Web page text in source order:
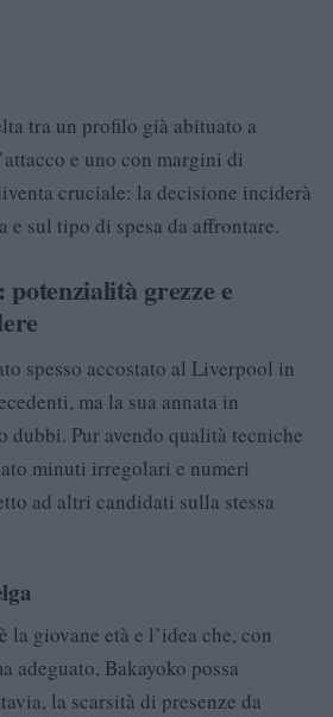
tra un profilo già abituato a
e uno con margini di
cruciale: la decisione inciderà
sul tipo di spesa da affrontare.
grezze e
spesso accostato al Liverpool in
ma la sua annata in
dubbi. Pur avendo qualità tecniche
minuti irregolari e numeri
ad altri candidati sulla stessa
la giovane età e l’idea che, con
adeguato, Bakayoko possa
la scarsità di presenze da